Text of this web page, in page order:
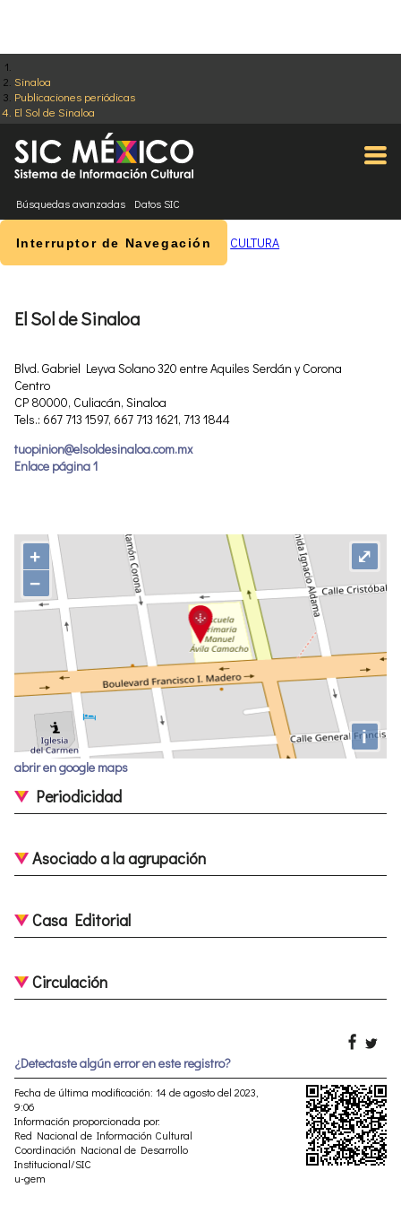
Sinaloa
Publicaciones periódicas
El Sol de Sinaloa
Búsquedas avanzadas Datos SIC
Interruptor de Navegación CULTURA
El Sol de Sinaloa
Blvd. Gabriel Leyva Solano 320 entre Aquiles Serdán y Corona
Centro
CP 80000, Culiacán, Sinaloa
Tels.: 667 713 1597, 667 713 1621, 713 1844
tuopinion@elsoldesinaloa.com.mx
Enlace página 1
+
−
i
⤢
abrir en google maps
Periodicidad
Asociado a la agrupación
Casa Editorial
Circulación
¿Detectaste algún error en este registro?
Fecha de última modificación: 14 de agosto del 2023,
9:06
Información proporcionada por:
Red Nacional de Información Cultural
Coordinación Nacional de Desarrollo
Institucional/SIC
u-gem